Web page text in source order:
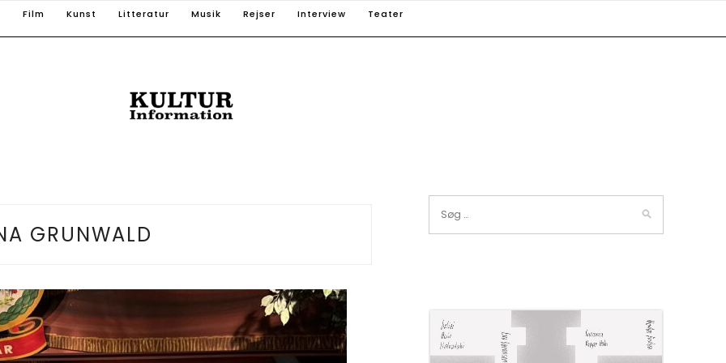
Film Kunst Litteratur Musik Rejser Interview Teater
GRUNWALD